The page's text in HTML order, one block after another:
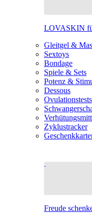
LOVASKIN
Gleitgel &
Sextoys
Bondage
Spiele & Sets
Potenz &
Dessous
Ovulationstests
Zyklustracker
Freude